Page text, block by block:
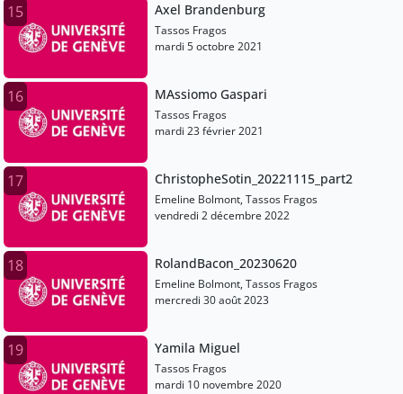
15 Axel Brandenburg
Tassos Fragos
mardi 5 octobre 2021
16 MAssiomo Gaspari
Tassos Fragos
mardi 23 février 2021
17 ChristopheSotin_20221115_part2
Emeline Bolmont, Tassos Fragos
vendredi 2 décembre 2022
18 RolandBacon_20230620
Emeline Bolmont, Tassos Fragos
mercredi 30 août 2023
19 Yamila Miguel
Tassos Fragos
mardi 10 novembre 2020